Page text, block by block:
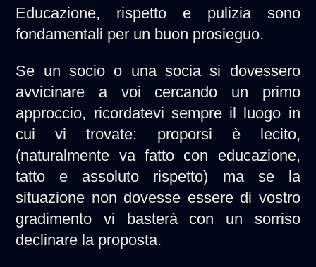
Educazione, rispetto e pulizia sono
fondamentali per un buon prosieguo.
Se un socio o una socia si dovessero
avvicinare a voi cercando un primo
approccio, ricordatevi sempre il luogo in
cui vi trovate: proporsi è lecito,
(naturalmente va fatto con educazione,
tatto e assoluto rispetto) ma se la
situazione non dovesse essere di vostro
gradimento vi basterà con un sorriso
declinare la proposta.